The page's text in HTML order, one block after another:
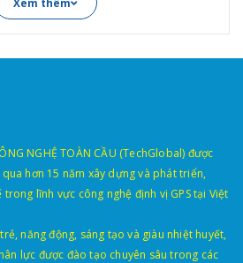
gian thực, giúp theo dõi vị trí chính
hành trình, bao gồm tốc độ và thời
hợp chuẩn về máy chủ Bộ Công Anh,
và giám sát.
Xem thêm
NGHỆ TOÀN CẦU (TechGlobal) được
hơn 15 năm xây dựng và phát triển,
lĩnh vực công nghệ định vị GPS tại Việt
năng động, sáng tạo và giàu nhiệt huyết,
lực được đào tạo chuyên sâu trong các